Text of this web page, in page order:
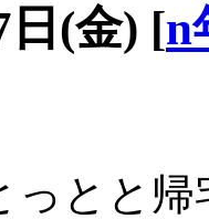
日(金) [n
っとと帰